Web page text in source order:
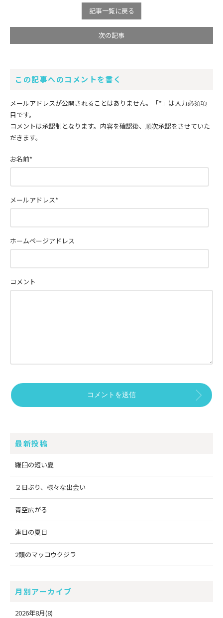
記事一覧に戻る
次の記事
この記事へのコメントを書く
メールアドレスが公開されることはありません。 「*」 は入力必須項
目です。
コメントは承認制となります。内容を確認後、順次承認をさせていた
だきます。
コメント
お名前*
メールアドレス*
ホームページアドレス
最新投稿
羅臼の短い夏
２日ぶり、様々な出会い
青空広がる
連日の夏日
2頭のマッコウクジラ
月別アーカイブ
2026年8月(8)